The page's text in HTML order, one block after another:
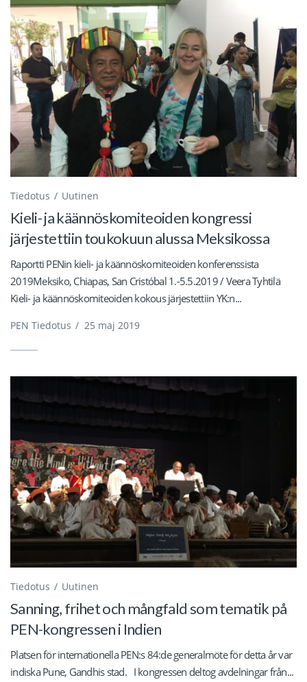
Tiedotus Uutinen
Kieli- ja käännöskomiteoiden kongressi
järjestettiin toukokuun alussa Meksikossa
Raportti PENin kieli- ja käännöskomiteoiden konferenssista
2019Meksiko, Chiapas, San Cristóbal 1.-5.5.2019 / Veera Tyhtilä
Kieli- ja käännöskomiteoiden kokous järjestettiin YK:n...
PEN Tiedotus / 25 maj 2019
Tiedotus Uutinen
Sanning, frihet och mångfald som tematik på
PEN-kongressen i Indien
Platsen för internationella PEN:s 84:de generalmöte för detta år var
indiska Pune, Gandhis stad. I kongressen deltog avdelningar från...